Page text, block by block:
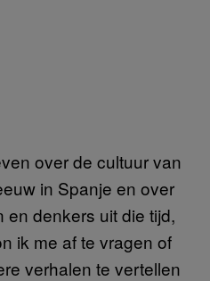
over de cultuur van
in Spanje en over
en denkers uit die tijd,
ik me af te vragen of
verhalen te vertellen